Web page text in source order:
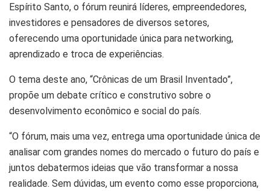
Espírito Santo, o fórum reunirá líderes, empreendedores,
investidores e pensadores de diversos setores,
oferecendo uma oportunidade única para networking,
aprendizado e troca de experiências.
O tema deste ano, “Crônicas de um Brasil Inventado”,
propõe um debate crítico e construtivo sobre o
desenvolvimento econômico e social do país.
“O fórum, mais uma vez, entrega uma oportunidade única de
analisar com grandes nomes do mercado o futuro do país e
juntos debatermos ideias que vão transformar a nossa
realidade. Sem dúvidas, um evento como esse proporciona,